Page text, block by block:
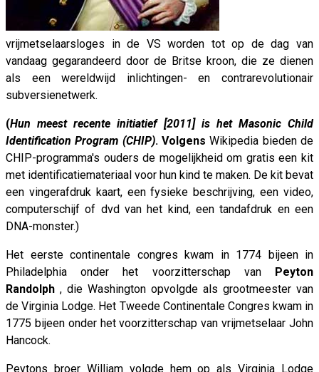
vrijmetselaarsloges in de VS worden tot op de dag van
vandaag gegarandeerd door de Britse kroon, die ze dienen
als een wereldwijd inlichtingen- en contrarevolutionair
subversienetwerk.
(Hun meest recente initiatief [2011] is het Masonic Child
Identification Program (CHIP).Volgens Wikipedia bieden de
CHIP-programma's ouders de mogelijkheid om gratis een kit
met identificatiemateriaal voor hun kind te maken. De kit bevat
een vingerafdruk kaart, een fysieke beschrijving, een video,
computerschijf of dvd van het kind, een tandafdruk en een
DNA-monster.)
Het eerste continentale congres kwam in 1774 bijeen in
Philadelphia onder het voorzitterschap van
Peyton
Randolph , die Washington opvolgde als grootmeester van
de Virginia Lodge. Het Tweede Continentale Congres kwam in
1775 bijeen onder het voorzitterschap van vrijmetselaar John
Hancock.
Peytons broer William volgde hem op als Virginia Lodge